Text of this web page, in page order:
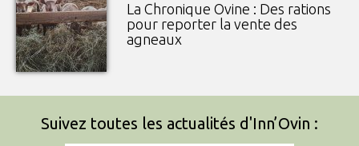
La Chronique Ovine : Des rations
pour reporter la vente des
agneaux
Suivez toutes les actualités d'Inn’Ovin :